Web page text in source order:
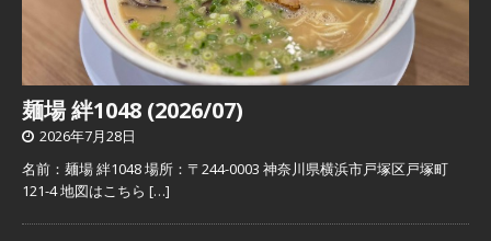
麺場 絆1048 (2026/07)
2026年7月28日
名前：麺場 絆1048 場所：〒244-0003 神奈川県横浜市戸塚区戸塚町
121-4 地図はこちら […]